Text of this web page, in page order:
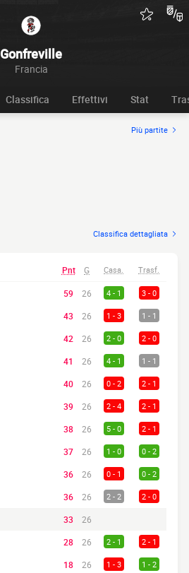
Gonfreville
Francia
Classifica Effettivi Stat
Più partite
Classifica dettagliata
Pnt G Casa. Trasf.
59 26 4 - 1 3 - 0
43 26 1 - 3 1 - 1
42 26 2 - 0 2 - 0
41 26 4 - 1 1 - 1
40 26 0 - 2 2 - 1
39 26 2 - 4 2 - 1
38 26 5 - 0 2 - 1
37 26 1 - 0 0 - 2
36 26 0 - 1 0 - 2
36 26 2 - 2 2 - 0
33
26
28 26 2 - 1 2 - 1
18 26 1 - 3 1 - 2